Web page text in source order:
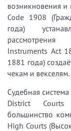
возникновения и
Code 1908
года)
Instruments Act
1881 года)
чекам и векселям.
Судебная
District Courts
большинство
High Courts